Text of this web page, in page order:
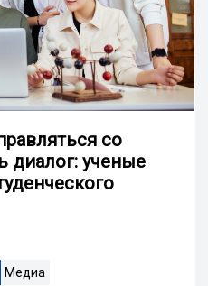
со
диалог: ученые
Медиа